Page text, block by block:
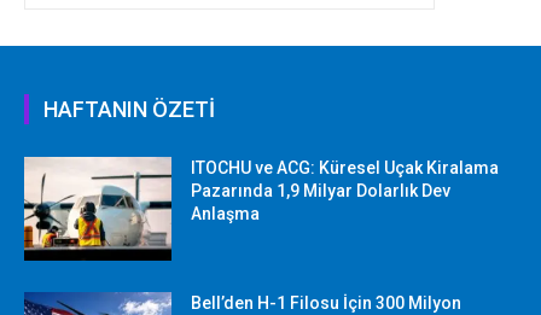
HAFTANIN ÖZETİ
ITOCHU ve ACG: Küresel Uçak Kiralama
Pazarında 1,9 Milyar Dolarlık Dev
Anlaşma
Bell’den H-1 Filosu İçin 300 Milyon